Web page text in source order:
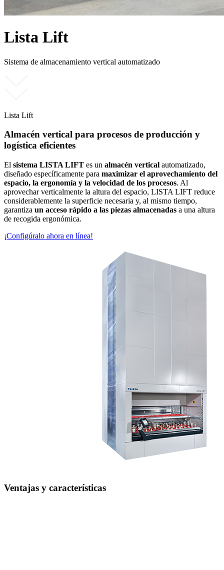
Lista Lift
Sistema de almacenamiento vertical automatizado
Lista Lift
Almacén vertical para procesos de producción y
logística eficientes
El sistema LISTA LIFT es un almacén vertical automatizado,
diseñado específicamente para maximizar el aprovechamiento del
espacio, la ergonomía y la velocidad de los procesos. Al
aprovechar verticalmente la altura del espacio, LISTA LIFT reduce
considerablemente la superficie necesaria y, al mismo tiempo,
garantiza un acceso rápido a las piezas almacenadas a una altura
de recogida ergonómica.
¡Configúralo ahora en línea!
Ventajas y características